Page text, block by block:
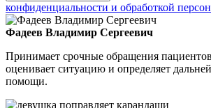
конфиденциальности и обработкой
Фадеев Владимир Сергеевич
Принимает срочные обращения
оценивает ситуацию и определяет
помощи.